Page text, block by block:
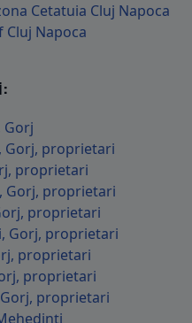
Cetatuia Cluj Napoca
Cluj Napoca
Gorj
Gorj, proprietari
proprietari
Gorj, proprietari
proprietari
Gorj, proprietari
proprietari
proprietari
Gorj, proprietari